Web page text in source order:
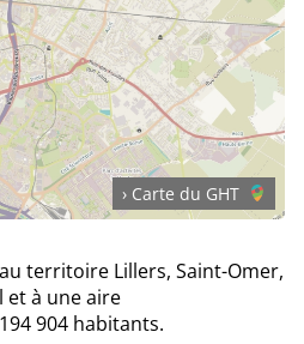
› Carte du GHT
territoire Lillers, Saint-Omer,
et à une aire
904 habitants.